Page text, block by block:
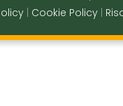
Cookie Policy